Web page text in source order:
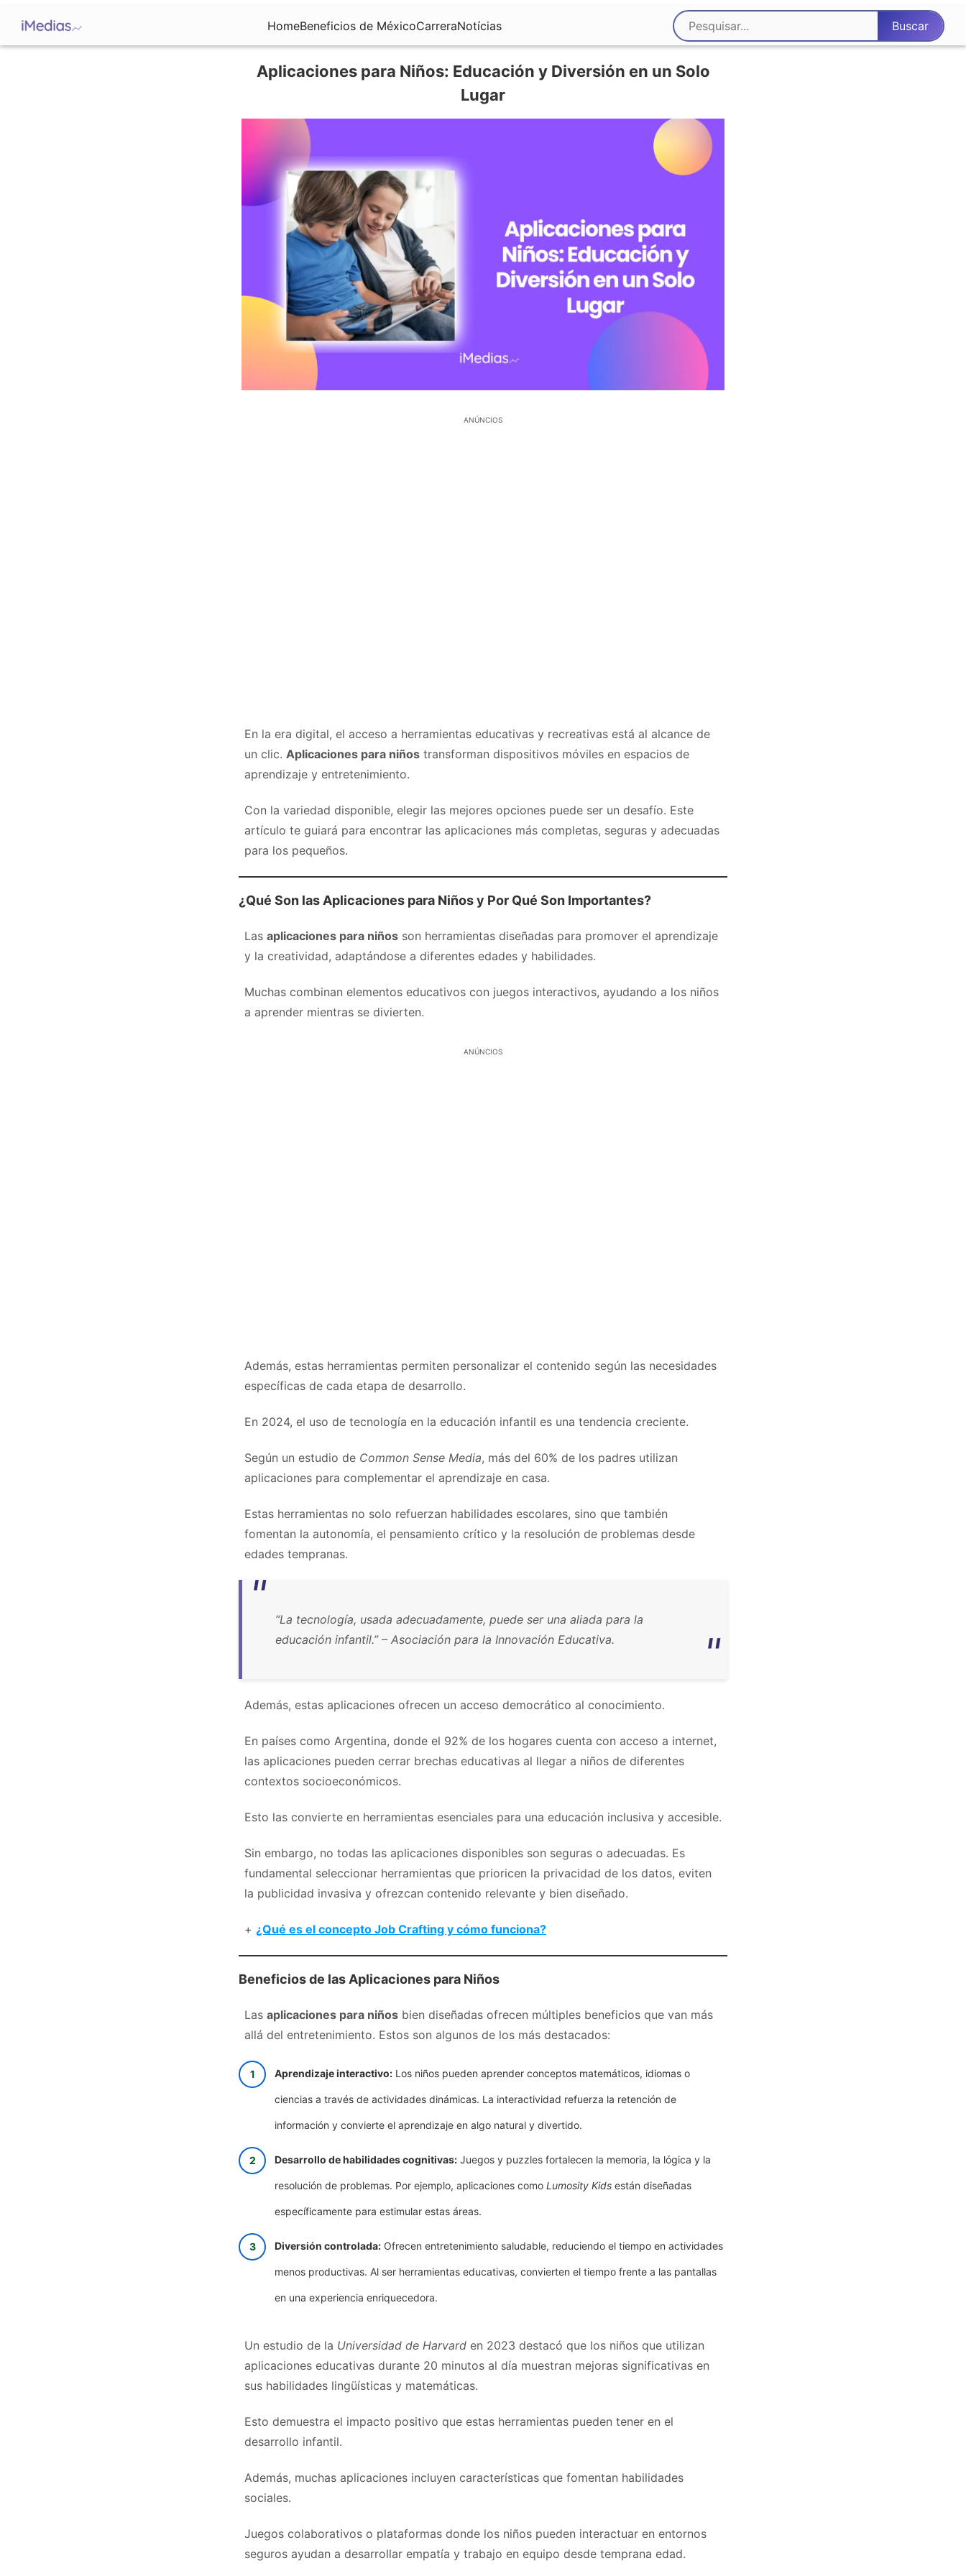
HomeBeneficios de MéxicoCarreraNotícias
Aplicaciones para Niños: Educación y Diversión en un Solo
Lugar
ANÚNCIOS
En la era digital, el acceso a herramientas educativas y recreativas está al alcance de
un clic. Aplicaciones para niños transforman dispositivos móviles en espacios de
aprendizaje y entretenimiento.
Con la variedad disponible, elegir las mejores opciones puede ser un desafío. Este
artículo te guiará para encontrar las aplicaciones más completas, seguras y adecuadas
para los pequeños.
¿Qué Son las Aplicaciones para Niños y Por Qué Son Importantes?
Las aplicaciones para niños son herramientas diseñadas para promover el aprendizaje
y la creatividad, adaptándose a diferentes edades y habilidades.
Muchas combinan elementos educativos con juegos interactivos, ayudando a los niños
a aprender mientras se divierten.
ANÚNCIOS
Además, estas herramientas permiten personalizar el contenido según las necesidades
específicas de cada etapa de desarrollo.
En 2024, el uso de tecnología en la educación infantil es una tendencia creciente.
Según un estudio de Common Sense Media, más del 60% de los padres utilizan
aplicaciones para complementar el aprendizaje en casa.
Estas herramientas no solo refuerzan habilidades escolares, sino que también
fomentan la autonomía, el pensamiento crítico y la resolución de problemas desde
edades tempranas.
“La tecnología, usada adecuadamente, puede ser una aliada para la
educación infantil.” – Asociación para la Innovación Educativa.
Además, estas aplicaciones ofrecen un acceso democrático al conocimiento.
En países como Argentina, donde el 92% de los hogares cuenta con acceso a internet,
las aplicaciones pueden cerrar brechas educativas al llegar a niños de diferentes
contextos socioeconómicos.
Esto las convierte en herramientas esenciales para una educación inclusiva y accesible.
Sin embargo, no todas las aplicaciones disponibles son seguras o adecuadas. Es
fundamental seleccionar herramientas que prioricen la privacidad de los datos, eviten
la publicidad invasiva y ofrezcan contenido relevante y bien diseñado.
+ ¿Qué es el concepto Job Crafting y cómo funciona?
Beneficios de las Aplicaciones para Niños
Las aplicaciones para niños bien diseñadas ofrecen múltiples beneficios que van más
allá del entretenimiento. Estos son algunos de los más destacados:
Aprendizaje interactivo: Los niños pueden aprender conceptos matemáticos, idiomas o
ciencias a través de actividades dinámicas. La interactividad refuerza la retención de
información y convierte el aprendizaje en algo natural y divertido.
Desarrollo de habilidades cognitivas: Juegos y puzzles fortalecen la memoria, la lógica y la
resolución de problemas. Por ejemplo, aplicaciones como Lumosity Kids están diseñadas
específicamente para estimular estas áreas.
Diversión controlada: Ofrecen entretenimiento saludable, reduciendo el tiempo en actividades
menos productivas. Al ser herramientas educativas, convierten el tiempo frente a las pantallas
en una experiencia enriquecedora.
Un estudio de la Universidad de Harvard en 2023 destacó que los niños que utilizan
aplicaciones educativas durante 20 minutos al día muestran mejoras significativas en
sus habilidades lingüísticas y matemáticas.
Esto demuestra el impacto positivo que estas herramientas pueden tener en el
desarrollo infantil.
Además, muchas aplicaciones incluyen características que fomentan habilidades
sociales.
Juegos colaborativos o plataformas donde los niños pueden interactuar en entornos
seguros ayudan a desarrollar empatía y trabajo en equipo desde temprana edad.